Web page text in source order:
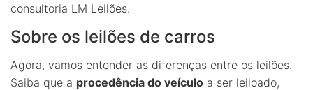
consultoria LM Leilões.
Sobre os leilões de carros
Agora, vamos entender as diferenças entre os leilões.
Saiba que a procedência do veículo a ser leiloado,